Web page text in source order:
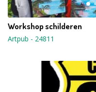
Workshop schilderen
Artpub - 24811